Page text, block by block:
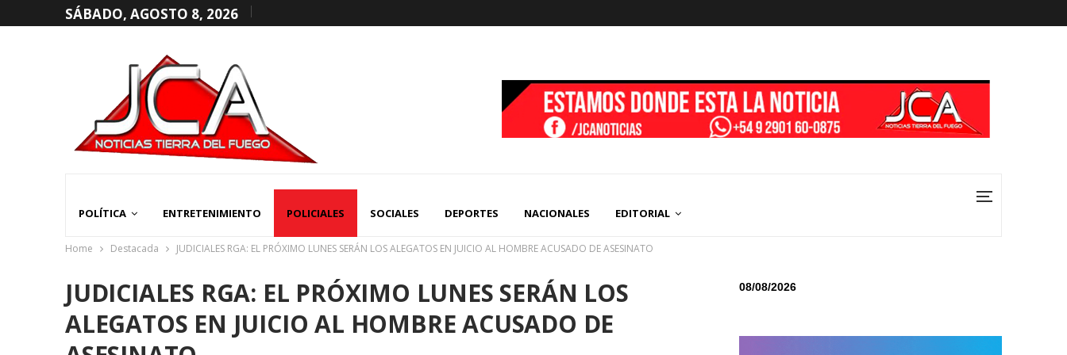
SÁBADO, AGOSTO 8, 2026
POLÍTICA ENTRETENIMIENTO POLICIALES SOCIALES DEPORTES NACIONALES EDITORIAL
Home Destacada JUDICIALES RGA: EL PRÓXIMO LUNES SERÁN LOS ALEGATOS EN JUICIO AL HOMBRE ACUSADO DE ASESINATO
JUDICIALES RGA: EL PRÓXIMO LUNES SERÁN LOS
ALEGATOS EN JUICIO AL HOMBRE ACUSADO DE
08/08/2026